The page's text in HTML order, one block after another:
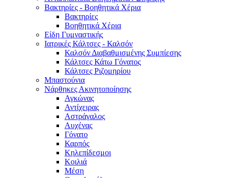
Βακτηρίες - Βοηθητικά Χέρια
Βακτηρίες
Βοηθητικά Χέρια
Είδη Γυμναστικής
Ιατρικές Κάλτσες - Καλσόν
Καλσόν Διαβαθμισμένης Συμπίεσης
Κάλτσες Κάτω Γόνατος
Κάλτσες Ριζομηρίου
Μπαστούνια
Νάρθηκες Ακινητοποίησης
Αγκώνας
Αντίχειρας
Αστράγαλος
Αυχένας
Γόνατο
Καρπός
Κηλεπίδεσμοι
Κοιλιά
Μέση